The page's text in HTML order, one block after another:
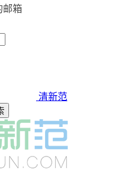
邮箱
清新范